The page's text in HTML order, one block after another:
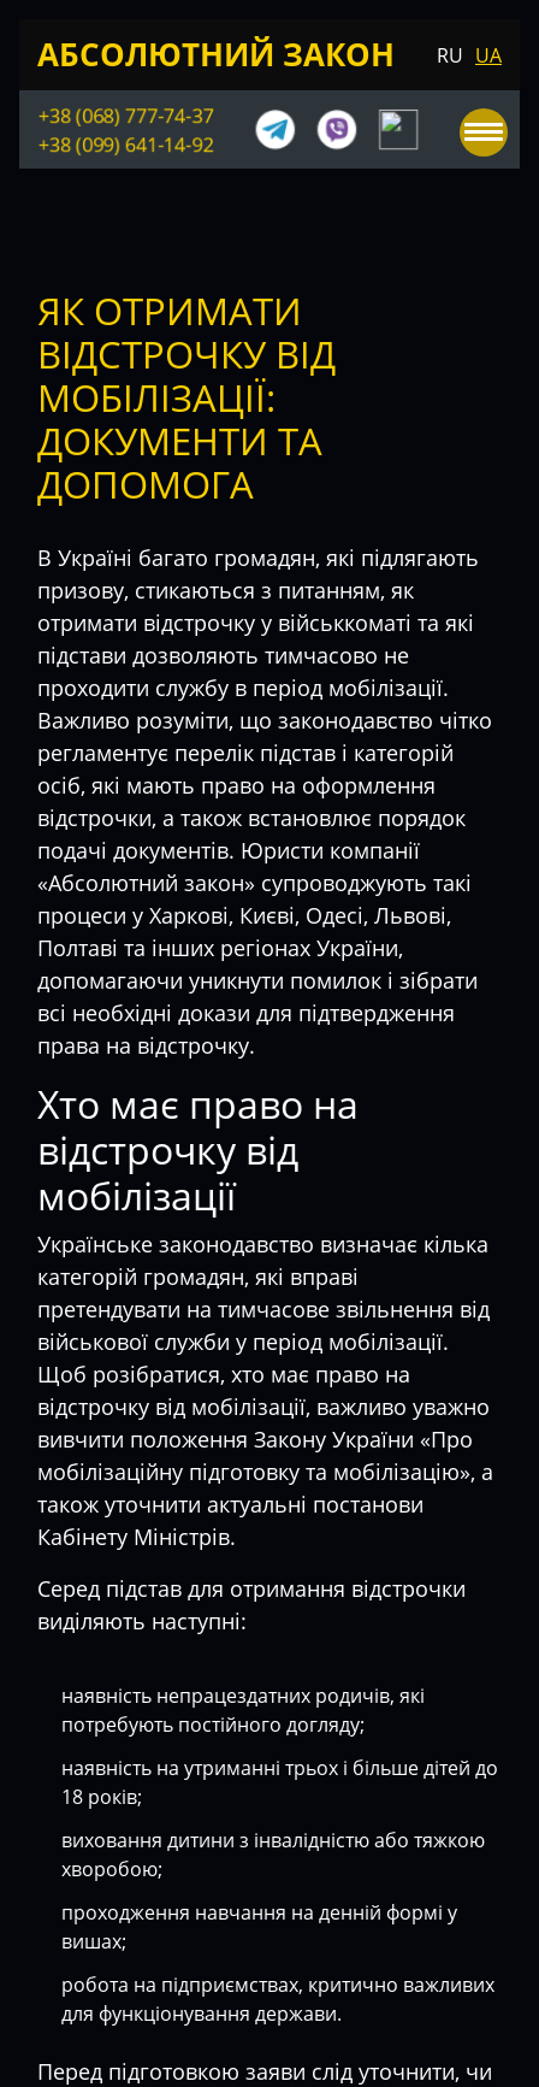
АБСОЛЮТНИЙ ЗАКОН RU UA
+38 (068) 777-74-37
+38 (099) 641-14-92
ЯК ОТРИМАТИ
ВІДСТРОЧКУ ВІД
МОБІЛІЗАЦІЇ:
ДОКУМЕНТИ ТА
ДОПОМОГА
В Україні багато громадян, які підлягають
призову, стикаються з питанням, як
отримати відстрочку у військкоматі та які
підстави дозволяють тимчасово не
проходити службу в період мобілізації.
Важливо розуміти, що законодавство чітко
регламентує перелік підстав і категорій
осіб, які мають право на оформлення
відстрочки, а також встановлює порядок
подачі документів. Юристи компанії
«Абсолютний закон» супроводжують такі
процеси у Харкові, Києві, Одесі, Львові,
Полтаві та інших регіонах України,
допомагаючи уникнути помилок і зібрати
всі необхідні докази для підтвердження
права на відстрочку.
Хто має право на
відстрочку від
мобілізації
Українське законодавство визначає кілька
категорій громадян, які вправі
претендувати на тимчасове звільнення від
військової служби у період мобілізації.
Щоб розібратися, хто має право на
відстрочку від мобілізації, важливо уважно
вивчити положення Закону України «Про
мобілізаційну підготовку та мобілізацію», а
також уточнити актуальні постанови
Кабінету Міністрів.
Серед підстав для отримання відстрочки
виділяють наступні:
наявність непрацездатних родичів, які
потребують постійного догляду;
наявність на утриманні трьох і більше дітей до
18 років;
виховання дитини з інвалідністю або тяжкою
хворобою;
проходження навчання на денній формі у
вишах;
робота на підприємствах, критично важливих
для функціонування держави.
Перед підготовкою заяви слід уточнити, чи